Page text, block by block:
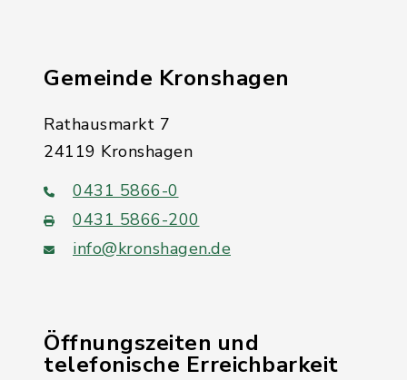
Gemeinde Kronshagen
Rathausmarkt 7
24119 Kronshagen
0431 5866-0
0431 5866-200
info@kronshagen.de
Öffnungszeiten und
telefonische Erreichbarkeit